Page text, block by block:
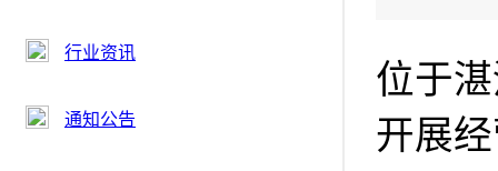
行业资讯
通知公告
位于
开展